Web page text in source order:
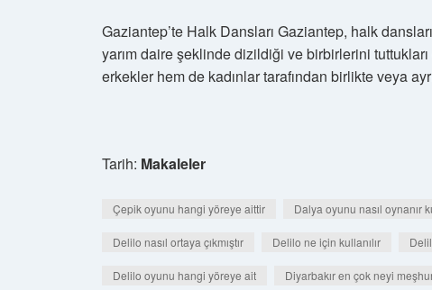
Gaziantep’te Halk Dansları Gaziantep, halk
yarım daire şeklinde dizildiği ve birbirlerini
erkekler hem de kadınlar tarafından birlikte veya
Tarih: Makaleler
Çepik oyunu hangi yöreye aittir Dalya oyunu nasıl oynanır
Delilo nasıl ortaya çıkmıştır Delilo ne için kullanılır
Delilo oyunu hangi yöreye ait Diyarbakır en çok neyi